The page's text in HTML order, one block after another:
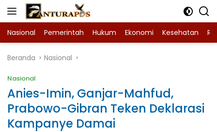
Langsung
Nasional Pemerintah Hukum Ekonomi Kesehatan
Beranda Nasional
Nasional
Anies-Imin, Ganjar-Mahfud,
Prabowo-Gibran Teken Deklarasi
Kampanye Damai